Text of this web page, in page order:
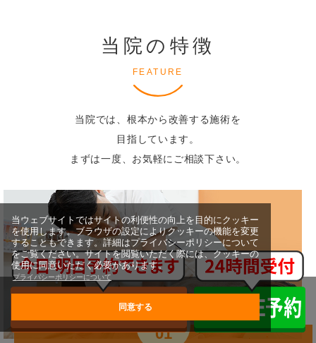
当ウェブサイトではサイトの利便性の向上を目的にクッキー
を使用します。ブラウザの設定によりクッキーの機能を変更
することもできます。詳細はプライバシーポリシーについて
をご覧ください。サイトを閲覧いただく際には、クッキーの
使用に同意いただく必要があります。
プライバシーポリシーについて
同意する
当院の特徴
FEATURE
当院では、根本から改善する施術を
目指しています。
まずは一度、お気軽にご相談下さい。